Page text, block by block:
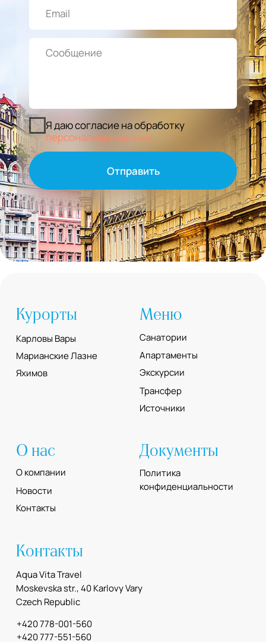
Документы
Контакты
О нас
Курорты
Политика
конфиденциальности
+420 777-551-560
+420 778-001-560
О компании
Новости
Контакты
Апартаменты
Меню
Марианские Лазне
© 2025 Аква Вита - турагенство.
Все права защищены.
Aqua Vita Travel
Moskevska str., 40 Karlovy Vary
Czech Republic